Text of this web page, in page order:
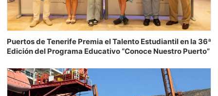
Puertos de Tenerife Premia el Talento Estudiantil en la 36ª
Edición del Programa Educativo “Conoce Nuestro Puerto”